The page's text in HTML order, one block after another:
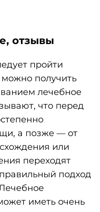
отзывы
пройти
можно получить
лечебное
что перед
а позже — от
или
переходят
подход
иметь очень